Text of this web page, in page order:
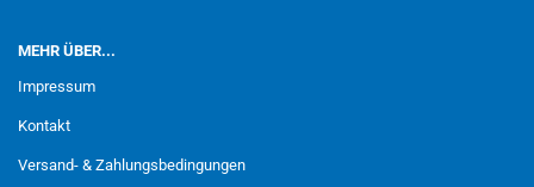
MEHR ÜBER...
Impressum
Kontakt
Versand- & Zahlungsbedingungen